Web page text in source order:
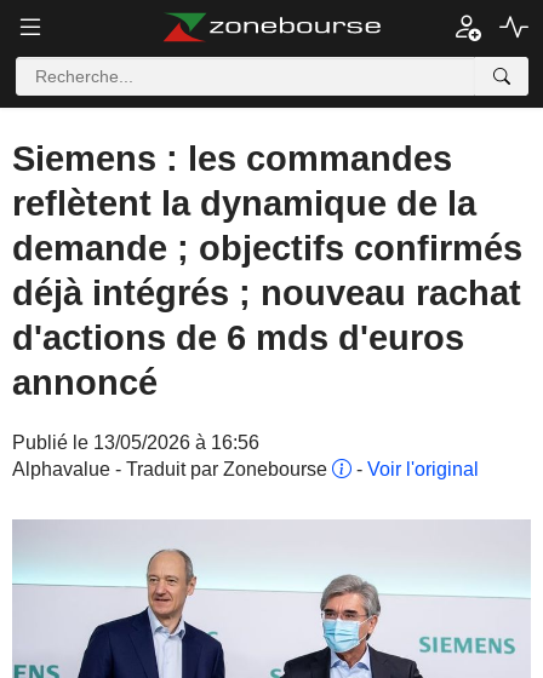
Siemens : les commandes
reflètent la dynamique de la
demande ; objectifs confirmés
déjà intégrés ; nouveau rachat
d'actions de 6 mds d'euros
annoncé
Publié le 13/05/2026 à 16:56
Alphavalue - Traduit par Zonebourse
- Voir l'original